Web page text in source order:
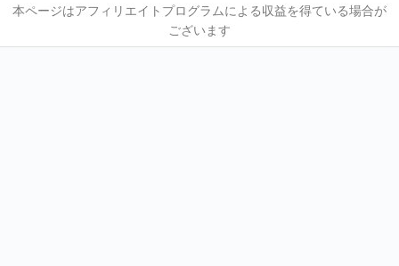
本ページはアフィリエイトプログラムによる収益を得ている場合が
ございます